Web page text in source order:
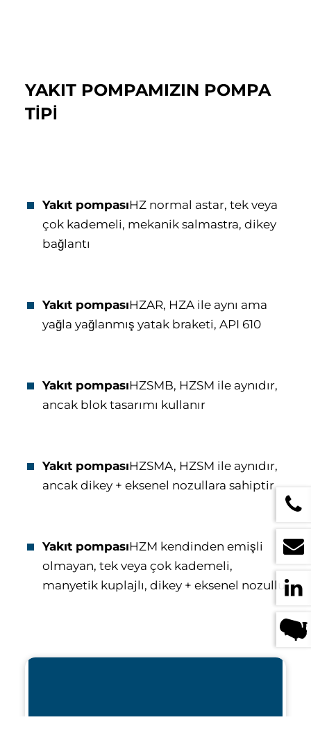
YAKIT POMPAMIZIN POMPA
TIPI
Yakıt pompasıHZ normal astar, tek veya
çok kademeli, mekanik salmastra, dikey
bağlantı
Yakıt pompasıHZAR, HZA ile aynı ama
yağla yağlanmış yatak braketi, API 610
Yakıt pompasıHZSMB, HZSM ile aynıdır,
ancak blok tasarımı kullanır
Yakıt pompasıHZSMA, HZSM ile aynıdır,
ancak dikey + eksenel nozullara sahiptir
Yakıt pompasıHZM kendinden emişli
olmayan, tek veya çok kademeli,
manyetik kuplajlı, dikey + eksenel nozullu